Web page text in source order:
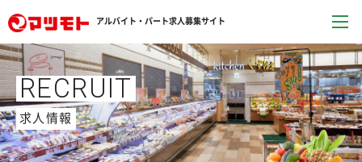
アルバイト・パート求人募集サイト
RECRUIT
求人情報